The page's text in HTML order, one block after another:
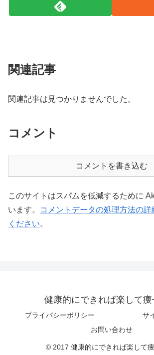
関連記事
関連記事は見つかりませんでした。
コメント
コメントを書き込む
このサイトはスパムを低減するために
います。
コメントデータの処理方法の
ください。
健康的にできれば楽して痩
プライバシーポリシー
サ
お問い合わせ
© 2017 健康的にできれば楽して